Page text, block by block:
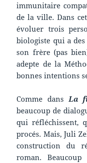
immunitaire
de la ville. Dans
évoluer trois
biologiste qui a
son frère (pas
adepte de la
bonnes intentions
Comme dansLa
beaucoup de
qui réfléchissent,
procés. Mais, Juli
construction du
roman.